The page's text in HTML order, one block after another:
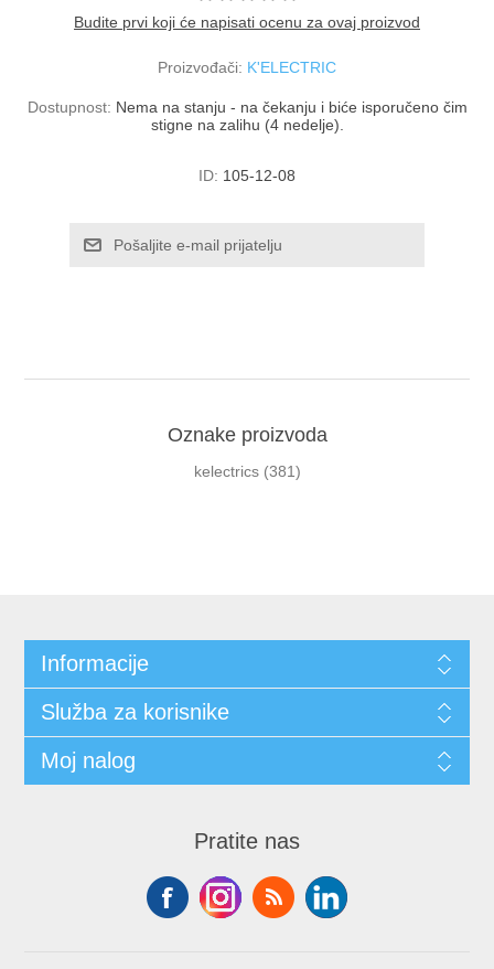
Budite prvi koji će napisati ocenu za ovaj proizvod
Proizvođači: K'ELECTRIC
Dostupnost: Nema na stanju - na čekanju i biće isporučeno čim
stigne na zalihu (4 nedelje).
ID: 105-12-08
Oznake proizvoda
kelectrics (381)
Informacije
Služba za korisnike
Moj nalog
Pratite nas